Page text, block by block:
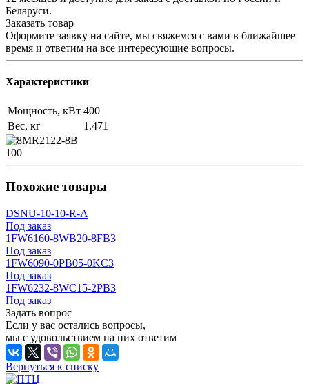
Беларуси.
Заказать товар
Оформите заявку на сайте, мы свяжемся с вами в ближайшее
время и ответим на все интересующие вопросы.
Характеристики
Мощность, кВт 400
Вес, кг
1.471
100
Похожие товары
DSNU-10-10-R-A
Под заказ
1FW6160-8WB20-8FB3
Под заказ
1FW6090-0PB05-0KC3
Под заказ
1FW6232-8WC15-2PB3
Под заказ
Задать вопрос
Если у вас остались вопросы,
мы с удовольствием на них ответим
Вернуться к списку